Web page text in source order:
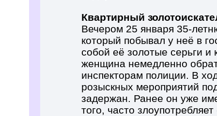
Квартирный
Вечером 25 января 35-
который побывал у неё в
собой её золотые серьги
женщина немедленно
инспекторам полиции. В
розыскных мероприятий
задержан. Ранее он уже
того, часто